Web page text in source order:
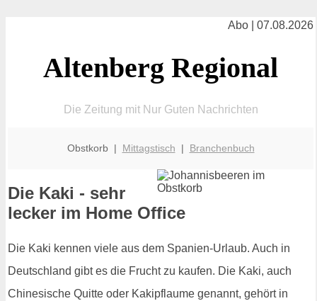
Abo | 07.08.2026
Altenberg Regional
Die Zeitung mit Nur Guten Nachrichten
Obstkorb | Mittagstisch | Branchenbuch
Die Kaki - sehr
lecker im Home Office
Die Kaki kennen viele aus dem Spanien-Urlaub. Auch in
Deutschland gibt es die Frucht zu kaufen. Die Kaki, auch
Chinesische Quitte oder Kakipflaume genannt, gehört in